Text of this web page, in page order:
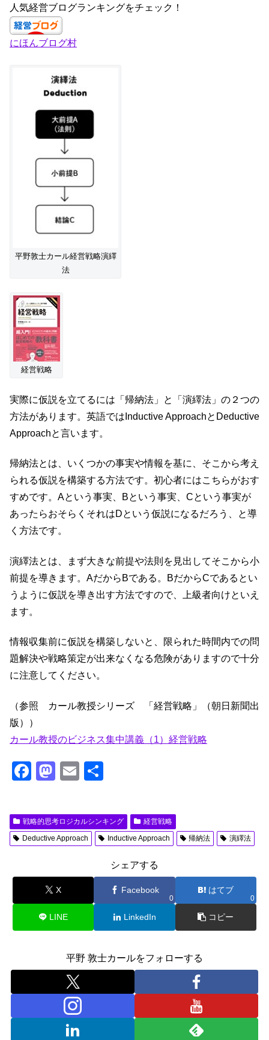
c
e
b
k
a
gr
a
m
k
tt
人気経営ブログランキングをチェック！
にほんブログ村
平野敦士カール経営戦略演繹
法
経営戦略
実際に仮説を立てるには「帰納法」と「演繹法」の２つの
方法があります。英語ではInductive ApproachとDeductive
Approachと言います。
帰納法とは、いくつかの事実や情報を基に、そこから考え
られる仮説を構築する方法です。初心者にはこちらがおす
すめです。Aという事実、Bという事実、Cという事実が
あったらおそらくそれはDという仮説になるだろう、と導
く方法です。
演繹法とは、まず大きな前提や法則を見出してそこから小
前提を導きます。AだからBである。BだからCであるとい
うように仮説を導き出す方法ですので、上級者向けといえ
ます。
情報収集前に仮説を構築しないと、限られた時間内での問
題解決や戦略策定が出来なくなる危険がありますので十分
に注意してください。
（参照 カール教授シリーズ 「経営戦略」（朝日新聞出
版））
カール教授のビジネス集中講義（1）経営戦略
F
c
e
b
k
M
st
o
d
n
E
ail
戦略的思考ロジカルシンキング
経営戦略
Deductive Approach
Inductive Approach 帰納法 演繹法
シェアする
X Facebook
0
はてブ
0
LINE LinkedIn コピー
平野 敦士カールをフォローする